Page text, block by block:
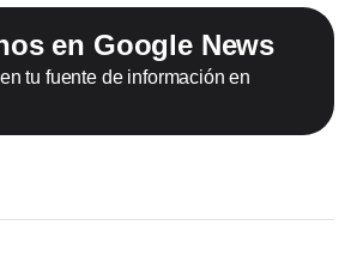
en Google News
tu fuente de información en